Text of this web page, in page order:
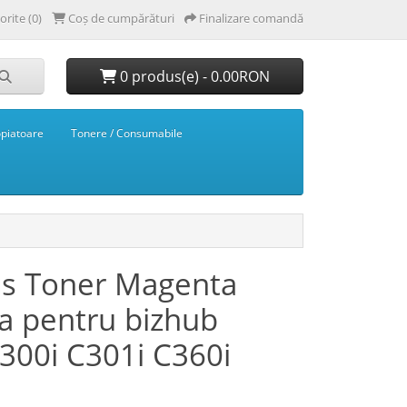
(0) Coș de cumpărături Finalizare comandă
0 produs(e) - 0.00RON
Tonere / Consumabile
Toner Magenta
pentru bizhub
C301i C360i